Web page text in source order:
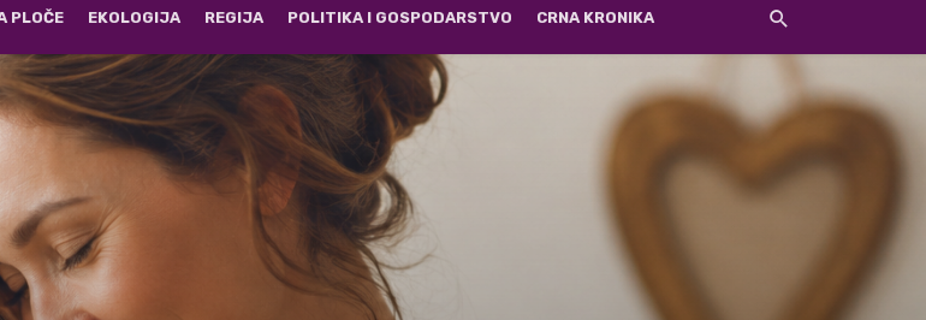
PLOČE EKOLOGIJA REGIJA POLITIKA I GOSPODARSTVO CRNA KRONIKA